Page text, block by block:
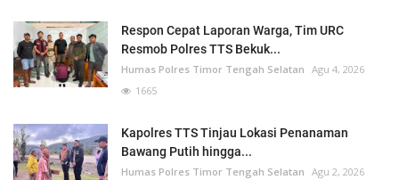
Respon Cepat Laporan Warga, Tim URC
Resmob Polres TTS Bekuk...
Humas Polres Timor Tengah Selatan Agu 4, 2026
1665
Kapolres TTS Tinjau Lokasi Penanaman
Bawang Putih hingga...
Humas Polres Timor Tengah Selatan Agu 2, 2026